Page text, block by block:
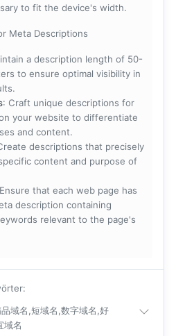
to fit the device's width.
Meta Descriptions
a description length of 50-
to ensure optimal visibility in
: Craft unique descriptions for
your website to differentiate
and content.
descriptions that precisely
content and purpose of
that each web page has
description containing
relevant to the page's
:
域名,短域名,数字域名,好
域名